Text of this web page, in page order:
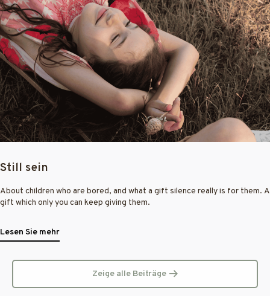
Still sein
About children who are bored, and what a gift silence really is for them. A
gift which only you can keep giving them.
Lesen Sie mehr
Zeige alle Beiträge